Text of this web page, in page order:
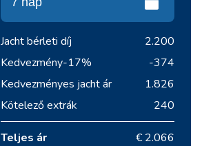
Jacht bérleti díj
2.200
Kedvezmény-17%
-374
Kedvezményes jacht ár
1.826
Kötelező extrák
240
Teljes ár € 2.066